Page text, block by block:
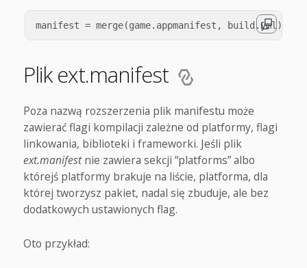
Plik ext.manifest
Poza nazwą rozszerzenia plik manifestu może
zawierać flagi kompilacji zależne od platformy, flagi
linkowania, biblioteki i frameworki. Jeśli plik
ext.manifestnie zawiera sekcji “platforms” albo
którejś platformy brakuje na liście, platforma, dla
której tworzysz pakiet, nadal się zbuduje, ale bez
dodatkowych ustawionych flag.
Oto przykład: